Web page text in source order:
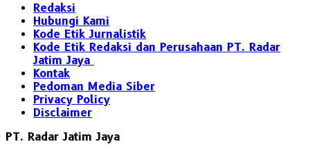
Redaksi
Hubungi Kami
Kode Etik Jurnalistik
Kode Etik Redaksi dan Perusahaan PT. Radar
Jatim Jaya
Kontak
Pedoman Media Siber
Privacy Policy
Disclaimer
PT. Radar Jatim Jaya